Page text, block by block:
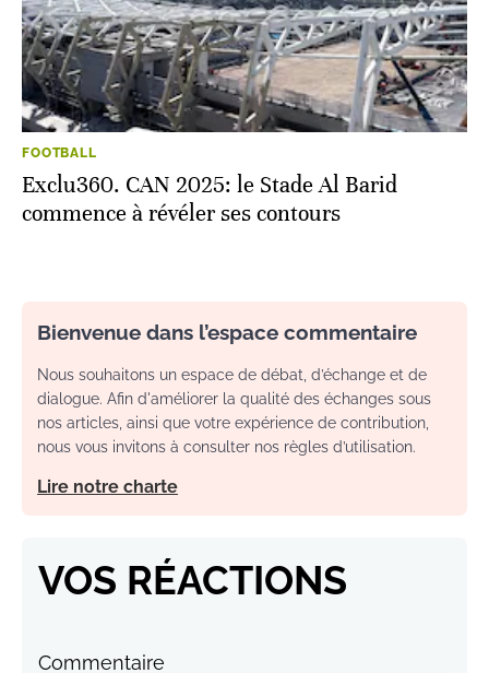
FOOTBALL
Exclu360. CAN 2025: le Stade Al Barid
Bienvenue dans l’espace commentaire
Nous souhaitons un espace de débat, d’échange et de
dialogue. Afin d'améliorer la qualité des échanges sous
nos articles, ainsi que votre expérience de contribution,
nous vous invitons à consulter nos règles d’utilisation.